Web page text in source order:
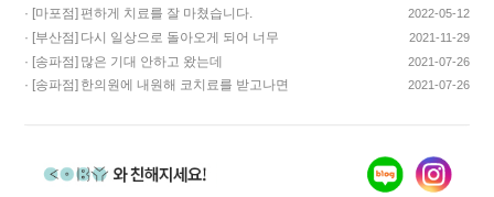
· [마포점] 편하게 치료를 잘 마쳤습니다. 2022-05-12
· [부산점] 다시 일상으로 돌아오게 되어 너무
기쁩니다…
2021-11-29
· [송파점] 많은 기대 안하고 왔는데
코스요리처럼 이어…
2021-07-26
· [송파점] 한의원에 내원해 코치료를 받고나면
2021-07-26